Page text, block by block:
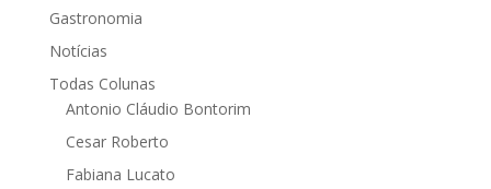
Gastronomia
Notícias
Todas Colunas
Antonio Cláudio Bontorim
Cesar Roberto
Fabiana Lucato